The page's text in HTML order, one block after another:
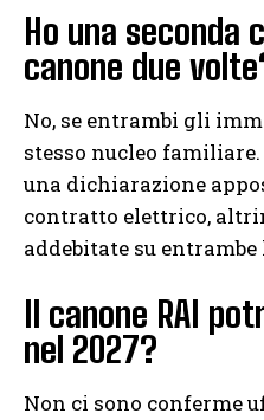
Ho una seconda
canone due
No, se entrambi gli
stesso nucleo
una dichiarazione
contratto elettrico,
addebitate su entrambe
Il canone RAI
nel 2027?
Non ci sono conferme